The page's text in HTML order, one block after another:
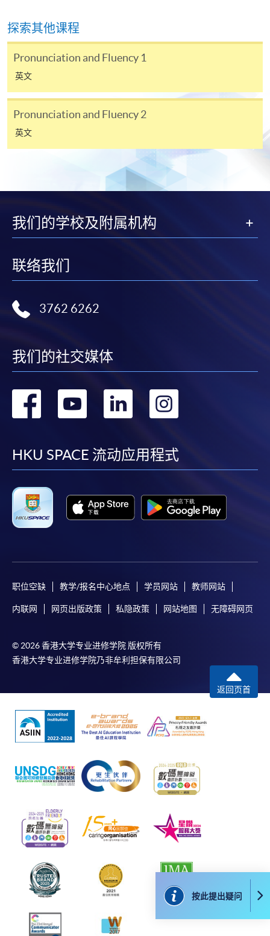
学费及学额不得转让他人。一经取录，学员不得转读
请一经批准，学员须缴付港币120元手续费。
学院对邮递失误而遗失的支票或本票、付款收据或个
上足够邮资的回邮信封、连同划线支票交回本学院。
每张收据申请费用为港币30 元。支票抬头注明「香
港大学专业进修学院」。
探索其他课程
Pronunciation and Fluency 1
英文
Pronunciation and Fluency 2
英文
按此提出疑问
折
我们的学校及附属机构
联络我们
3762 6262
我们的社交媒体
转
facebook
转
youtube
转
linkedin
HKU SPACE 流动应用程式
职位空缺 教学/报名中心地点 学员网站 教师网站
内联网 网页出版政策 私隐政策 网站地图 无障碍网页
© 2026 香港大学专业进修学院 版权所有
香港大学专业进修学院乃非牟利担保有限公司
返回页首